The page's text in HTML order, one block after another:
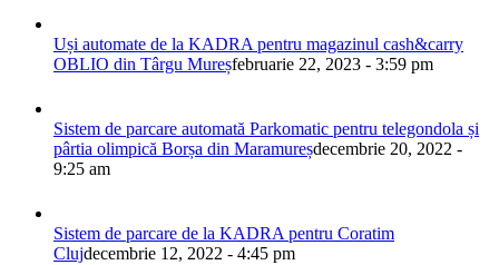
Uși automate de la KADRA pentru magazinul cash&carry
OBLIO din Târgu Mureșfebruarie 22, 2023 - 3:59 pm
Sistem de parcare automată Parkomatic pentru telegondola și
pârtia olimpică Borșa din Maramureșdecembrie 20, 2022 -
9:25 am
Sistem de parcare de la KADRA pentru Coratim
Clujdecembrie 12, 2022 - 4:45 pm